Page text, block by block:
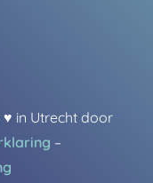
♥ in Utrecht door
–